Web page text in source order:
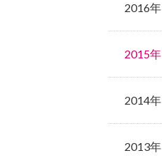
2016年
2015年
2014年
2013年